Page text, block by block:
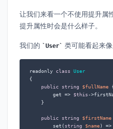
让我们来看一个不使用提升属
提升属性时会是什么样子。
我们的 User 类可能看起来像
readonly class
User
{
public
string $fullName
        get =>
$this-
    }
public string $firstName
        set(
string $name)